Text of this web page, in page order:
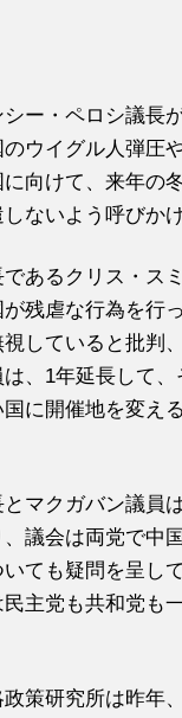
ー・ペロシ議長
ウイグル人弾圧
向けて、来年の
ないよう呼びか
あるクリス・ス
残虐な行為を行
していると批判
、1年延長して
に開催地を変え
マクガバン議員
議会は両党で中
ても疑問を呈し
主党も共和党も
策研究所は昨年